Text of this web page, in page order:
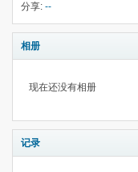
分享: --
相册
现在还没有相册
记录